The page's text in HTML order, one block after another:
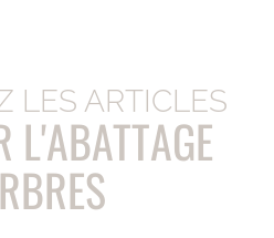
LES ARTICLES
L'ABATTAGE